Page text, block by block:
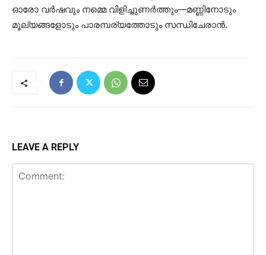
ഓരോ വർഷവും നമ്മെ വിളിച്ചുണർത്തും—മണ്ണിനോടും
മൂല്യങ്ങളോടും പാരമ്പര്യത്തോടും സന്ധിചേരാൻ.
LEAVE A REPLY